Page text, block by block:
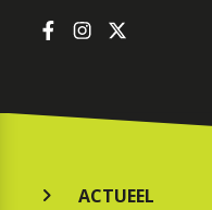
ACTUEEL